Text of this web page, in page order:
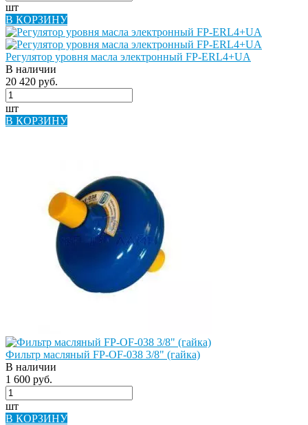
шт
В КОРЗИНУ
Регулятор уровня масла электронный FP-ERL4+UA
В наличии
20 420 руб.
шт
В КОРЗИНУ
Фильтр масляный FP-OF-038 3/8" (гайка)
В наличии
1 600 руб.
шт
В КОРЗИНУ